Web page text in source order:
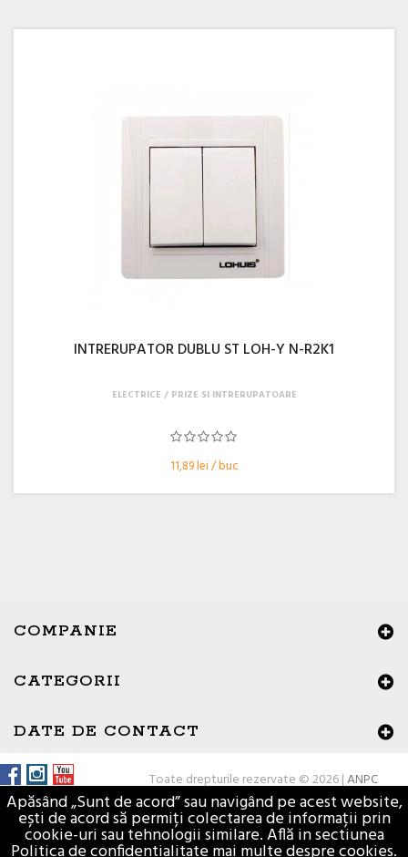
INTRERUPATOR DUBLU ST LOH-Y N-R2K1
11,89 lei / buc
ELECTRICE PRIZE SI INTRERUPATOARE
COMPANIE
CATEGORII
DATE DE CONTACT
Toate drepturile rezervate © 2026 |ANPC
Apăsând „Sunt de acord” sau navigând pe acest website,
ești de acord să permiți colectarea de informații prin
cookie-uri sau tehnologii similare. Află in sectiunea
Buna ziua, Suntem aici sa va ajutam!